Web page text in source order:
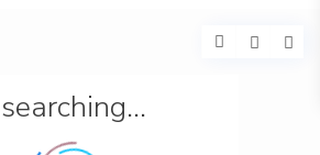
searching...